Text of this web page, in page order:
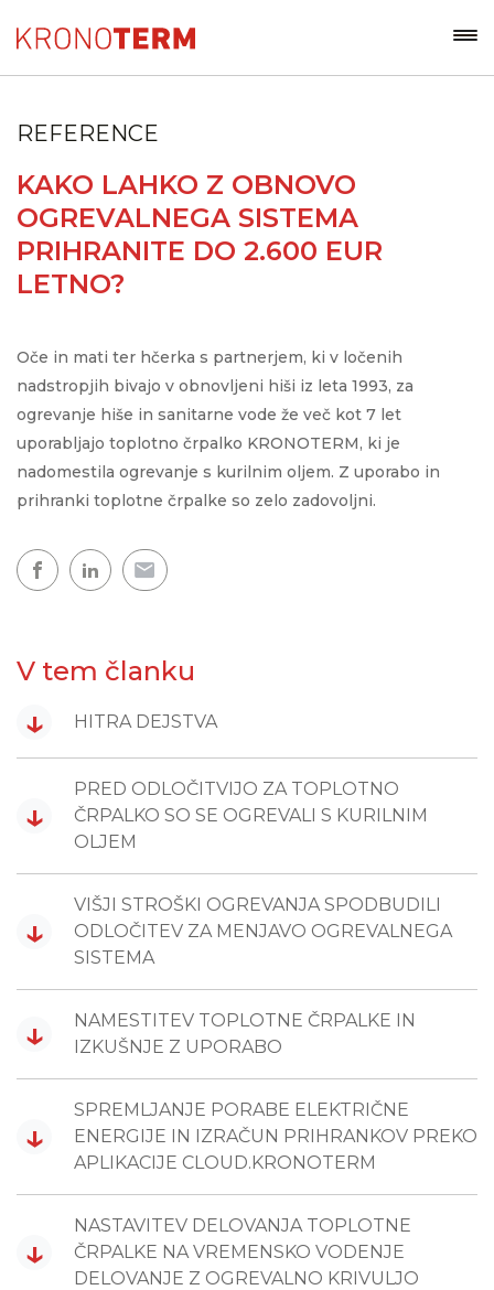
REFERENCE
KAKO LAHKO Z OBNOVO
OGREVALNEGA SISTEMA
PRIHRANITE DO 2.600 EUR
LETNO?
Oče in mati ter hčerka s partnerjem, ki v ločenih
nadstropjih bivajo v obnovljeni hiši iz leta 1993, za
ogrevanje hiše in sanitarne vode že več kot 7 let
uporabljajo toplotno črpalko KRONOTERM, ki je
nadomestila ogrevanje s kurilnim oljem. Z uporabo in
prihranki toplotne črpalke so zelo zadovoljni.
V tem članku
↓ HITRA DEJSTVA
↓
PRED ODLOČITVIJO ZA TOPLOTNO
ČRPALKO SO SE OGREVALI S KURILNIM
OLJEM
↓
VIŠJI STROŠKI OGREVANJA SPODBUDILI
ODLOČITEV ZA MENJAVO OGREVALNEGA
SISTEMA
↓
NAMESTITEV TOPLOTNE ČRPALKE IN
IZKUŠNJE Z UPORABO
↓
SPREMLJANJE PORABE ELEKTRIČNE
ENERGIJE IN IZRAČUN PRIHRANKOV PREKO
APLIKACIJE CLOUD.KRONOTERM
↓
NASTAVITEV DELOVANJA TOPLOTNE
ČRPALKE NA VREMENSKO VODENJE
DELOVANJE Z OGREVALNO KRIVULJO